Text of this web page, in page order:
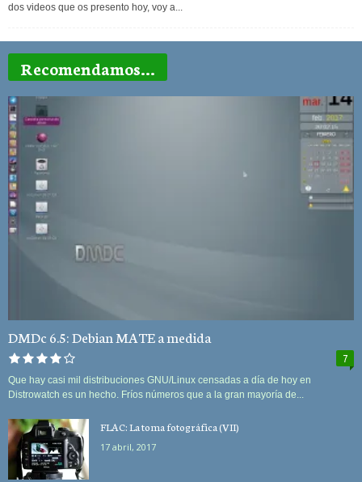
dos videos que os presento hoy, voy a...
Recomendamos...
DMDc 6.5: Debian MATE a medida
7
Que hay casi mil distribuciones GNU/Linux censadas a día de hoy en
Distrowatch es un hecho. Fríos números que a la gran mayoría de...
FLAC: La toma fotográfica (VII)
17 abril, 2017